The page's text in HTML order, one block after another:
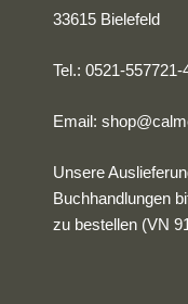
33615 Bielefeld
Tel.: 0521-557721-
Email:
Unsere
Buchhandlungen
zu bestellen (VN